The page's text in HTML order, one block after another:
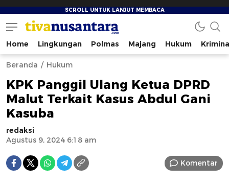
tivanusantara.com
Berita Nusantara
Home Lingkungan Polmas Majang Hukum
Beranda Hukum
KPK Panggil Ulang Ketua DPRD
Malut Terkait Kasus Abdul Gani
Kasuba
redaksi
Agustus 9, 2024 6:18 am
Komentar